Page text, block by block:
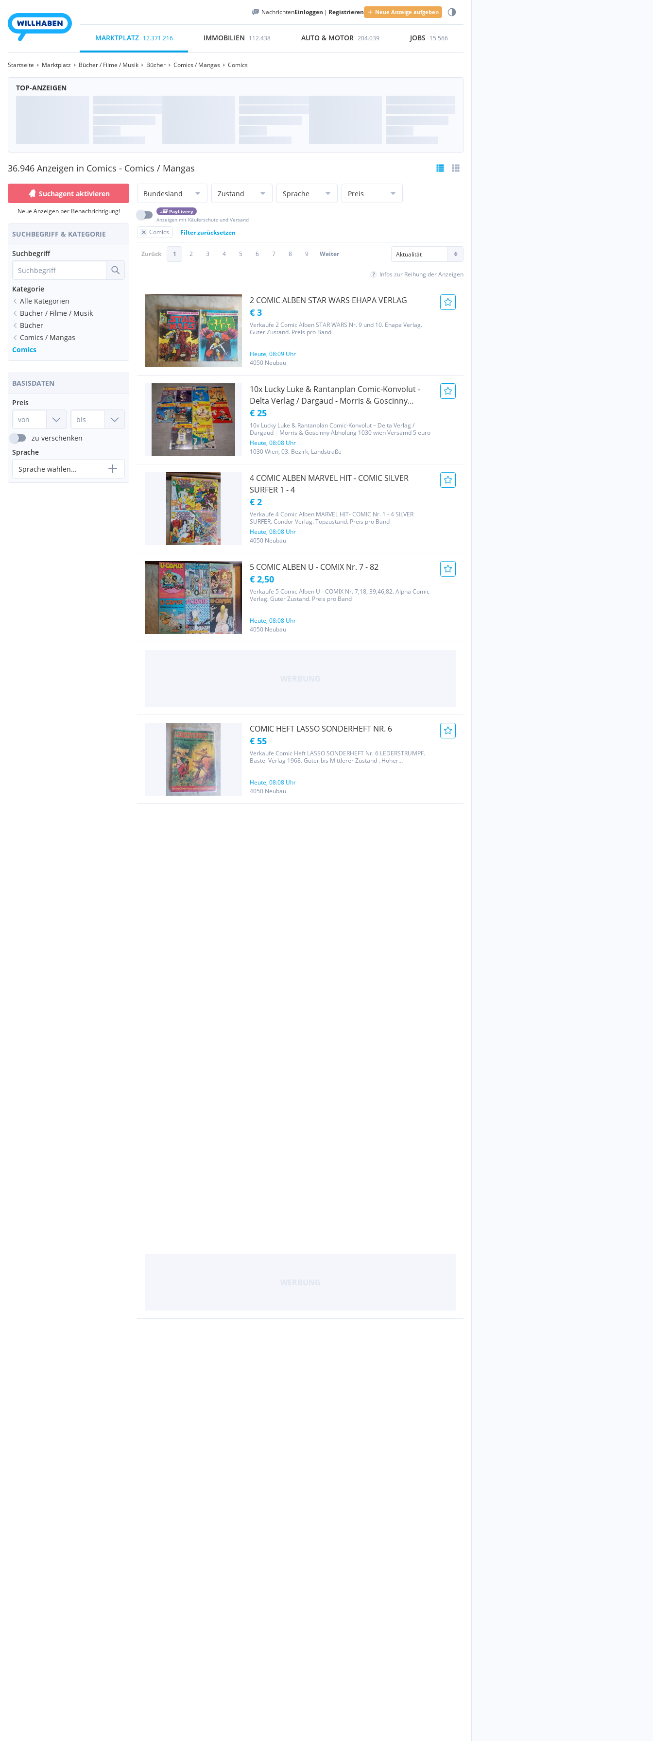
NachrichtenEinloggen | Registrieren Neue Anzeige aufgeben
MARKTPLATZ 12.371.216 IMMOBILIEN 112.438 AUTO & MOTOR 204.039 JOBS 15.566
Startseite Marktplatz Bücher / Filme / Musik Bücher Comics / Mangas Comics
TOP-ANZEIGEN
36.946 Anzeigen in Comics - Comics / Mangas
Suchagent aktivieren
Neue Anzeigen per Benachrichtigung!
SUCHBEGRIFF & KATEGORIE
Suchbegriff
Kategorie
Alle Kategorien
Bücher / Filme / Musik
Bücher
Comics / Mangas
Comics
BASISDATEN
Preis
zu verschenken
Sprache
Sprache wählen...
Bundesland Zustand Sprache Preis
PayLivery
Anzeigen mit Käuferschutz und Versand
Comics Filter zurücksetzen
Zurück 1 2 3 4 5 6 7 8 9 Weiter
Infos zur Reihung der Anzeigen
2 COMIC ALBEN STAR WARS EHAPA VERLAG
€ 3
Verkaufe 2 Comic Alben STAR WARS Nr. 9 und 10. Ehapa Verlag.
Guter Zustand. Preis pro Band
Heute, 08:09 Uhr
4050 Neubau
10x Lucky Luke & Rantanplan Comic-Konvolut -
Delta Verlag / Dargaud - Morris & Goscinny
Comics Deutsch
€ 25
10x Lucky Luke & Rantanplan Comic-Konvolut – Delta Verlag /
Dargaud – Morris & Goscinny Abholung 1030 wien Versamd 5 euro
Heute, 08:08 Uhr
1030 Wien, 03. Bezirk, Landstraße
4 COMIC ALBEN MARVEL HIT - COMIC SILVER
SURFER 1 - 4
€ 2
Verkaufe 4 Comic Alben MARVEL HIT- COMIC Nr. 1 - 4 SILVER
SURFER. Condor Verlag. Topzustand. Preis pro Band
Heute, 08:08 Uhr
4050 Neubau
5 COMIC ALBEN U - COMIX Nr. 7 - 82
€ 2,50
Verkaufe 5 Comic Alben U - COMIX Nr. 7,18, 39,46,82. Alpha Comic
Verlag. Guter Zustand. Preis pro Band
Heute, 08:08 Uhr
4050 Neubau
COMIC HEFT LASSO SONDERHEFT NR. 6
€ 55
Verkaufe Comic Heft LASSO SONDERHEFT Nr. 6 LEDERSTRUMPF.
Bastei Verlag 1968. Guter bis Mittlerer Zustand . Hoher
Heute, 08:08 Uhr
4050 Neubau